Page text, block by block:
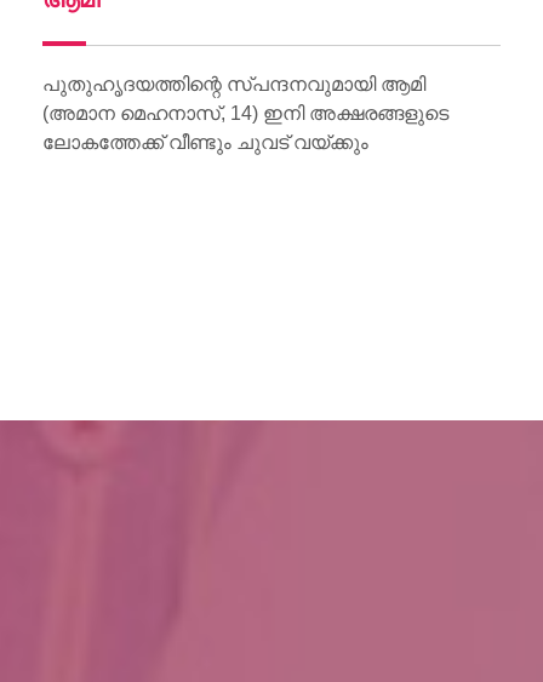
പുതുഹൃദയത്തിന്റെ സ്പന്ദനവുമായി ആമി
(അമാന മെഹനാസ്, 14) ഇനി അക്ഷരങ്ങളുടെ
ലോകത്തേക്ക് വീണ്ടും ചുവട് വയ്ക്കും